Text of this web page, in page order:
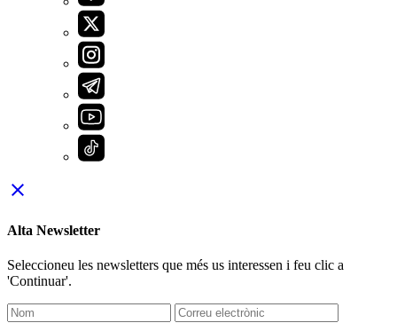
close
Alta Newsletter
Seleccioneu les newsletters que més us interessen i feu clic a
'Continuar'.